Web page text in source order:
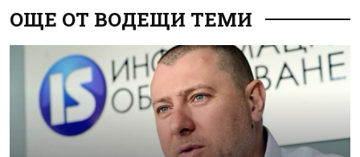
ОЩЕ ОТ ВОДЕЩИ ТЕМИ